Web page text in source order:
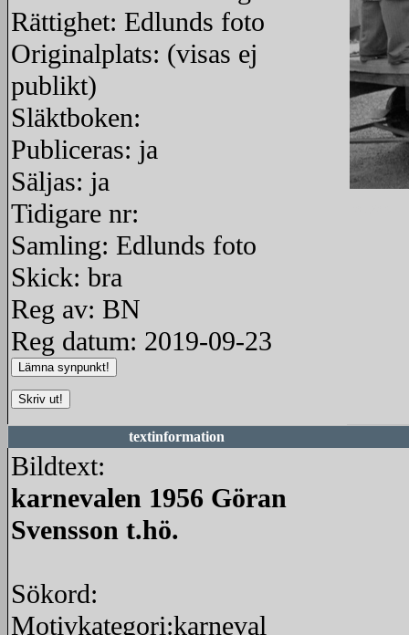
Rättighet: Edlunds foto
Originalplats: (visas ej
publikt)
Släktboken:
Publiceras: ja
Säljas: ja
Tidigare nr:
Samling: Edlunds foto
Skick: bra
Reg av: BN
Reg datum: 2019-09-23
textinformation
Bildtext:
karnevalen 1956 Göran
Svensson t.hö.
Sökord:
Motivkategori:karneval